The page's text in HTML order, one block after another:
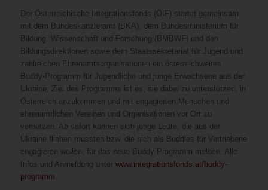
Der Österreichische Integrationsfonds (ÖIF) startet gemeinsam
mit dem Bundeskanzleramt (BKA), dem Bundesministerium für
Bildung, Wissenschaft und Forschung (BMBWF) und den
Bildungsdirektionen sowie dem Staatssekretariat für Jugend und
zahlreichen Ehrenamtsorganisationen ein österreichweites
Buddy-Programm für Jugendliche und junge Erwachsene aus der
Ukraine. Ziel des Programms ist es, sie dabei zu unterstützen, in
Österreich anzukommen und mit engagierten Menschen und
ehrenamtlichen Vereinen und Organisationen vor Ort zu
vernetzen. Ab sofort können sich junge Leute, die aus der
Ukraine fliehen mussten bzw. die sich als Buddies für Vertriebene
engagieren wollen, für das neue Buddy-Programm melden. Alle
Infos und Anmeldung unter www.integrationsfonds.at/buddy-
programm.